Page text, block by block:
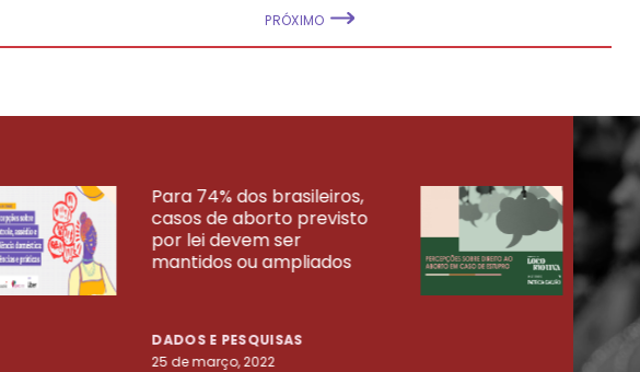
PRÓXIMO
Para 74% dos brasileiros,
casos de aborto previsto
por lei devem ser
mantidos ou ampliados
DADOS E PESQUISAS
25 de março, 2022
23
VEJA MAIS PESQUISAS